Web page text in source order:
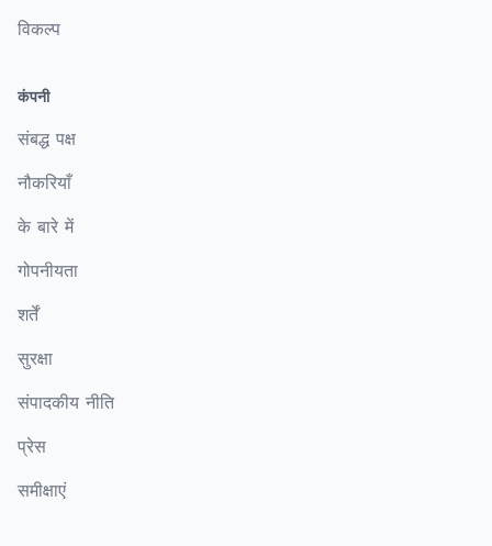
विकल्प
कंपनी
संबद्ध पक्ष
नौकरियाँ
के बारे में
गोपनीयता
शर्तें
सुरक्षा
संपादकीय नीति
प्रेस
समीक्षाएं